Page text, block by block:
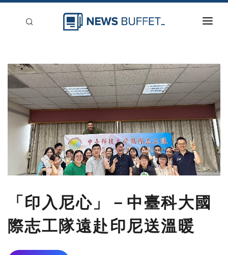
新聞稿分類
登入
刊登
「印入尼心」－中臺科大國
際志工隊遠赴印尼送溫暖